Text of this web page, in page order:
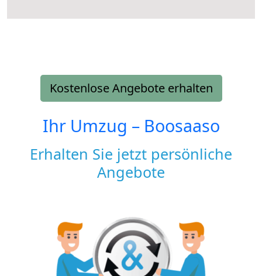
Kostenlose Angebote erhalten
Ihr Umzug – Boosaaso
Erhalten Sie jetzt persönliche
Angebote